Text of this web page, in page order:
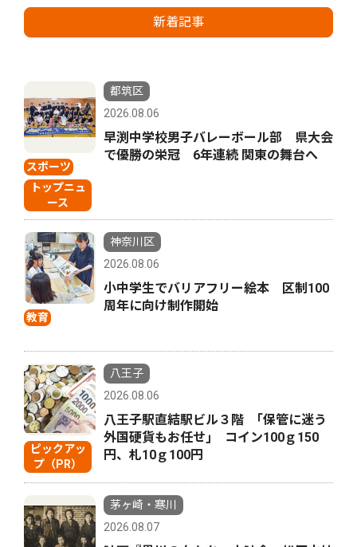
新着記事
スポーツ
トップニュ
ース
都筑区
2026.08.06
早渕中学校男子バレーボール部 県大会
で優勝の栄冠 6年連続 関東の舞台へ
教育
神奈川区
2026.08.06
小中学生でバリアフリー絵本 区制100
周年に向け制作開始
ピックアッ
プ（PR）
八王子
2026.08.06
八王子駅直結駅ビル３階 ｢保管に迷う
外国硬貨もお任せ｣ コイン100ｇ150
円、札10ｇ100円
茅ヶ崎・寒川
2026.08.07